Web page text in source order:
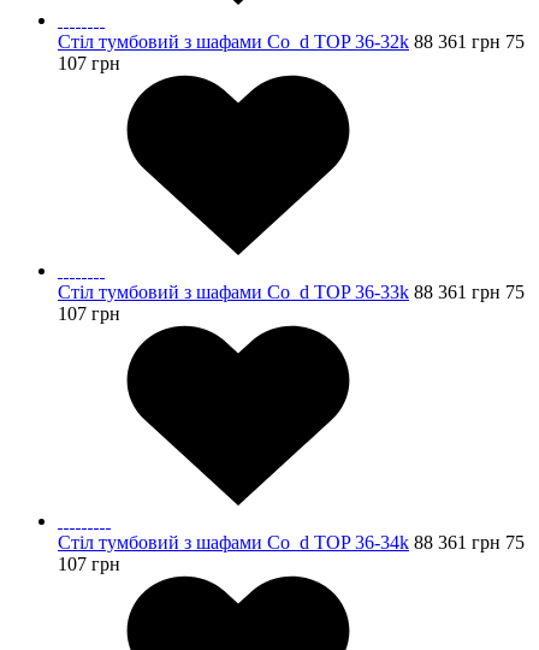
Стіл тумбовий з шафами Co_d TOP 36-32k 88 361 грн 75
107 грн
Стіл тумбовий з шафами Co_d TOP 36-33k 88 361 грн 75
107 грн
Стіл тумбовий з шафами Co_d TOP 36-34k 88 361 грн 75
107 грн